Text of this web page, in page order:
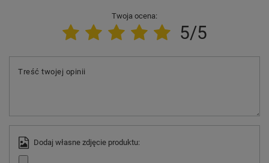
Twoja ocena:
5/5
Treść twojej opinii
Dodaj własne zdjęcie produktu: